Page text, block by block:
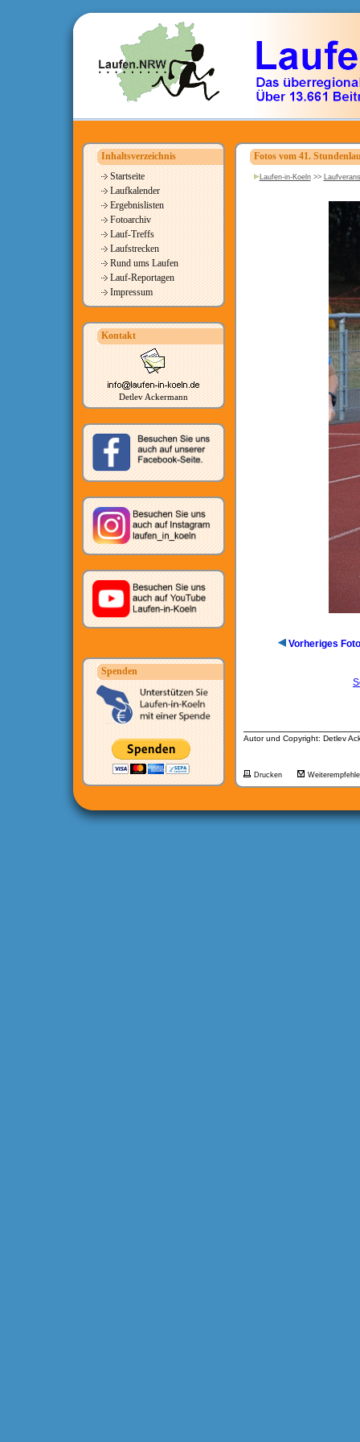
Inhaltsverzeichnis
Startseite
Laufkalender
Ergebnislisten
Fotoarchiv
Lauf-Treffs
Laufstrecken
Rund ums Laufen
Lauf-Reportagen
Impressum
Kontakt
Detlev Ackermann
Spenden
Fotos vom 41.
Laufen-in-Koeln>>
Vorheriges Foto
Autor und Copyright: Detlev
Drucken